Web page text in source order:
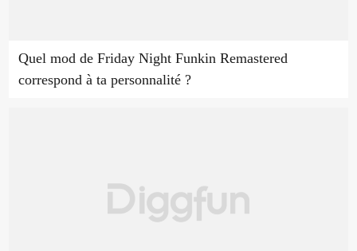
Quel mod de Friday Night Funkin Remastered
correspond à ta personnalité ?